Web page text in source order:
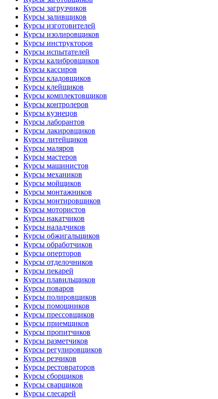
Курсы загрузчиков
Курсы заливщиков
Курсы изготовителей
Курсы изолировщиков
Курсы инструкторов
Курсы испытателей
Курсы калибровщиков
Курсы кассиров
Курсы кладовщиков
Курсы клейщиков
Курсы комплектовщиков
Курсы контролеров
Курсы кузнецов
Курсы лаборантов
Курсы лакировщиков
Курсы литейщиков
Курсы маляров
Курсы мастеров
Курсы машинистов
Курсы механиков
Курсы мойщиков
Курсы монтажников
Курсы монтировщиков
Курсы мотористов
Курсы накатчиков
Курсы наладчиков
Курсы обжигальщиков
Курсы обработчиков
Курсы оперторов
Курсы отделочников
Курсы пекарей
Курсы плавильщиков
Курсы поваров
Курсы полировщиков
Курсы помощников
Курсы прессовщиков
Курсы приемщиков
Курсы пропитчиков
Курсы разметчиков
Курсы регулировщиков
Курсы резчиков
Курсы рестовраторов
Курсы сборщиков
Курсы сварщиков
Курсы слесарей